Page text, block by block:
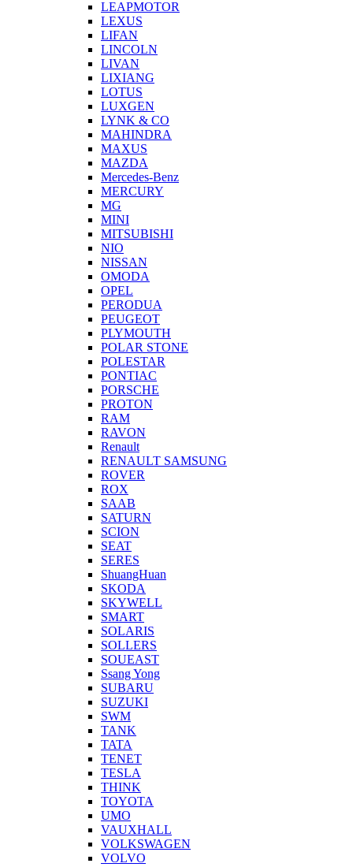
LEAPMOTOR
LEXUS
LIFAN
LINCOLN
LIVAN
LIXIANG
LOTUS
LUXGEN
LYNK & CO
MAHINDRA
MAXUS
MAZDA
Mercedes-Benz
MERCURY
MG
MINI
MITSUBISHI
NIO
NISSAN
OMODA
OPEL
PERODUA
PEUGEOT
PLYMOUTH
POLAR STONE
POLESTAR
PONTIAC
PORSCHE
PROTON
RAM
RAVON
Renault
RENAULT SAMSUNG
ROVER
ROX
SAAB
SATURN
SCION
SEAT
SERES
ShuangHuan
SKODA
SKYWELL
SMART
SOLARIS
SOLLERS
SOUEAST
Ssang Yong
SUBARU
SUZUKI
SWM
TANK
TATA
TENET
TESLA
THINK
TOYOTA
UMO
VAUXHALL
VOLKSWAGEN
VOLVO